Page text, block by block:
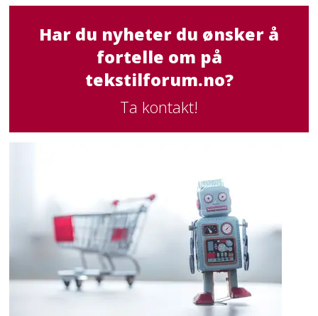
Har du nyheter du ønsker å
fortelle om på
tekstilforum.no?
Ta kontakt!